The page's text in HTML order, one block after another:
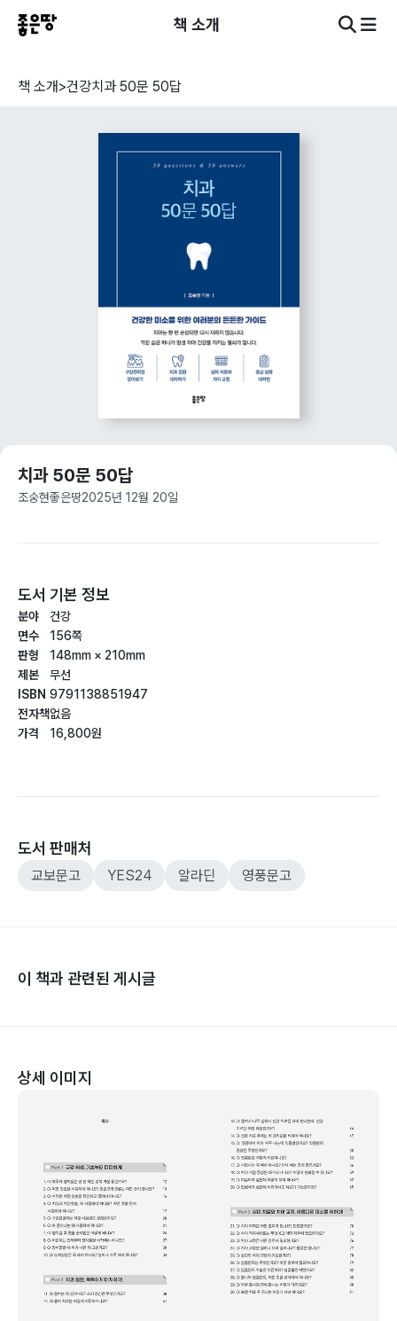
책 소개
책 소개>건강치과 50문 50답
치과 50문 50답
조숭현좋은땅2025년 12월 20일
도서 기본 정보
분야
면수
판형
제본
ISBN
전자책
가격
건강
156쪽
148mm × 210mm
무선
9791138851947
없음
16,800원
도서 판매처
교보문고 YES24 알라딘 영풍문고
이 책과 관련된 게시글
상세 이미지